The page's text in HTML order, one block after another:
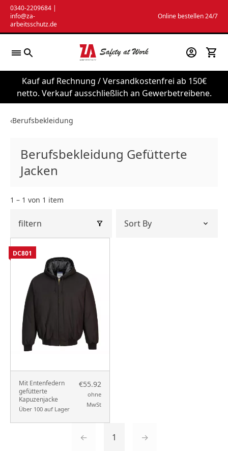
Zum
Inhalt
springen
0340-2209684 |
info@za-
arbeitsschutz.de
Online bestellen 24/7
Kauf auf Rechnung / Versandkostenfrei ab 150€
netto. Verkauf ausschließlich an Gewerbetreibene.
‹Berufsbekleidung
Berufsbekleidung Gefütterte
Jacken
1 – 1 von 1 item
filtern
Mit Entenfedern
gefütterte
Kapuzenjacke
Über 100 auf Lager
€55.92
ohne
MwSt
DC801
← 1 →